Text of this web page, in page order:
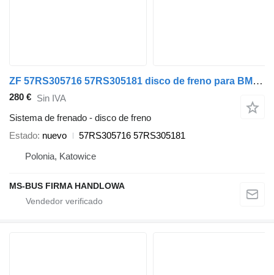
ZF 57RS305716 57RS305181 disco de freno para BMC PROBUS 850 autobús
280 € Sin IVA
Sistema de frenado - disco de freno
Estado nuevo
57RS305716 57RS305181
Polonia, Katowice
MS-BUS FIRMA HANDLOWA